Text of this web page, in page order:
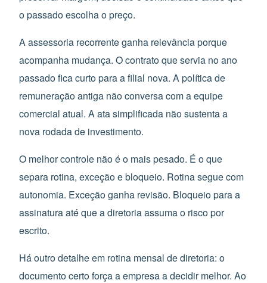
o passado escolha o preço.
A assessoria recorrente ganha relevância porque
acompanha mudança. O contrato que servia no ano
passado fica curto para a filial nova. A política de
remuneração antiga não conversa com a equipe
comercial atual. A ata simplificada não sustenta a
nova rodada de investimento.
O melhor controle não é o mais pesado. É o que
separa rotina, exceção e bloqueio. Rotina segue com
autonomia. Exceção ganha revisão. Bloqueio para a
assinatura até que a diretoria assuma o risco por
escrito.
Há outro detalhe em rotina mensal de diretoria: o
documento certo força a empresa a decidir melhor. Ao